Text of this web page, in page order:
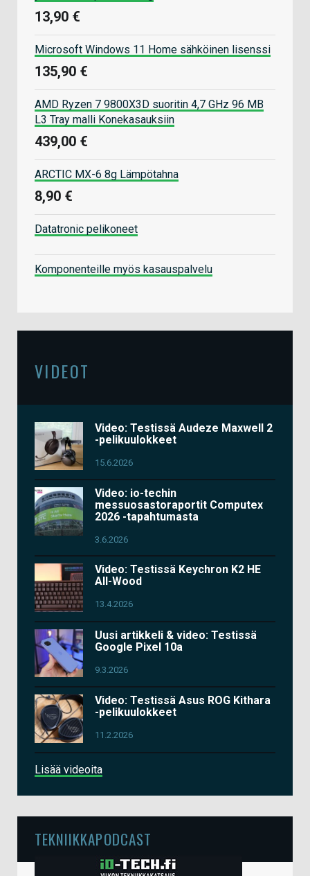
13,90 €
Microsoft Windows 11 Home sähköinen lisenssi
135,90 €
AMD Ryzen 7 9800X3D suoritin 4,7 GHz 96 MB
L3 Tray malli Konekasauksiin
439,00 €
ARCTIC MX-6 8g Lämpötahna
8,90 €
Datatronic pelikoneet
Komponenteille myös kasauspalvelu
VIDEOT
Video: Testissä Audeze Maxwell 2
-pelikuulokkeet
15.6.2026
Video: io-techin
messuosastoraportit Computex
2026 -tapahtumasta
3.6.2026
Video: Testissä Keychron K2 HE
All-Wood
13.4.2026
Uusi artikkeli & video: Testissä
Google Pixel 10a
9.3.2026
Video: Testissä Asus ROG Kithara
-pelikuulokkeet
11.2.2026
Lisää videoita
TEKNIIKKAPODCAST